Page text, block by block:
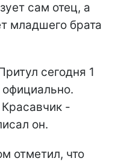
сам отец, а
младшего брата
сегодня 1
-
он.
отметил, что